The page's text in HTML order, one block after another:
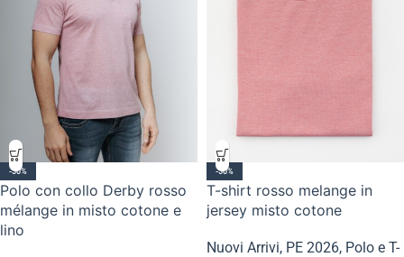
-50%
Polo con collo Derby rosso
mélange in misto cotone e
lino
-50%
T-shirt rosso melange in
jersey misto cotone
Nuovi Arrivi, PE 2026, Polo e T-